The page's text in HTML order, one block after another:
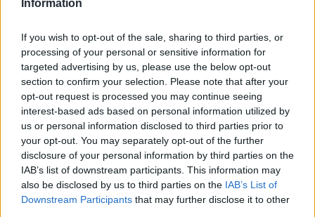
Information
If you wish to opt-out of the sale, sharing to third parties, or
processing of your personal or sensitive information for
targeted advertising by us, please use the below opt-out
section to confirm your selection. Please note that after your
opt-out request is processed you may continue seeing
interest-based ads based on personal information utilized by
us or personal information disclosed to third parties prior to
your opt-out. You may separately opt-out of the further
disclosure of your personal information by third parties on the
IAB’s list of downstream participants. This information may
also be disclosed by us to third parties on the IAB’s List of
Downstream Participants that may further disclose it to other
Por Juan Manuel Beltrán
El Conflicto de Oriente Medio:
Un Nuevo Orden Autoritario
en Construcción
Por
Álvaro Frutos Rosado y Gabinete
Geopolítica de Crisis
Reconquista leonesa
Por Carlos Miranda